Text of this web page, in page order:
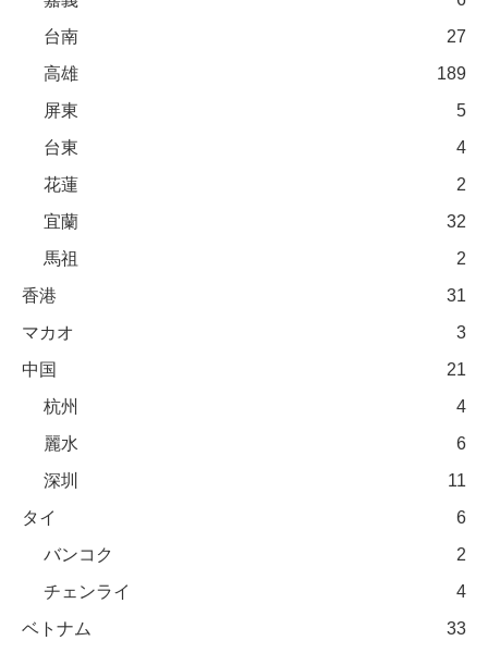
台南
27
高雄
189
屏東
5
台東
4
花蓮
2
宜蘭
32
馬祖
2
香港
31
マカオ
3
中国
21
杭州
4
麗水
6
深圳
11
タイ
6
バンコク
2
チェンライ
4
ベトナム
33